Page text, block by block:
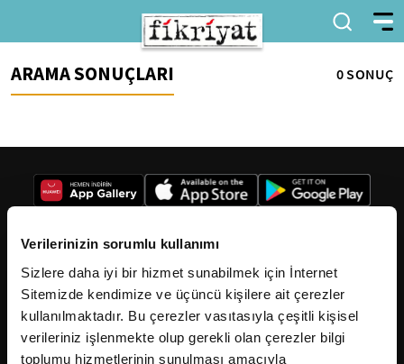
Verilerinizin sorumlu kullanımı
Sizlere daha iyi bir hizmet sunabilmek için İnternet
Sitemizde kendimize ve üçüncü kişilere ait çerezler
kullanılmaktadır. Bu çerezler vasıtasıyla çeşitli kişisel
verileriniz işlenmekte olup gerekli olan çerezler bilgi
toplumu hizmetlerinin sunulması amacıyla
ARAMA SONUÇLARI 0 SONUÇ
2026Fikriyat. Tüm hakları saklıdır.